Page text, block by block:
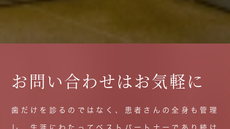
お問い合わせはお気軽に
歯だけを診るのではなく、患者さんの全身も管理
し、生涯にわたってベストパートナーであり続け